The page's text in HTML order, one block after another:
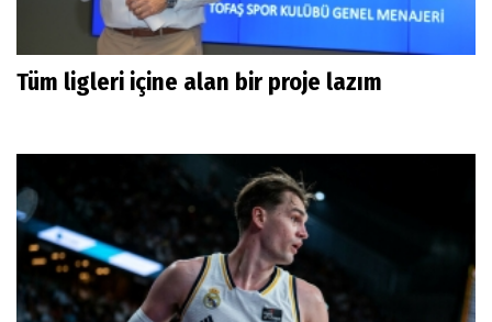
Tüm ligleri içine alan bir proje lazım